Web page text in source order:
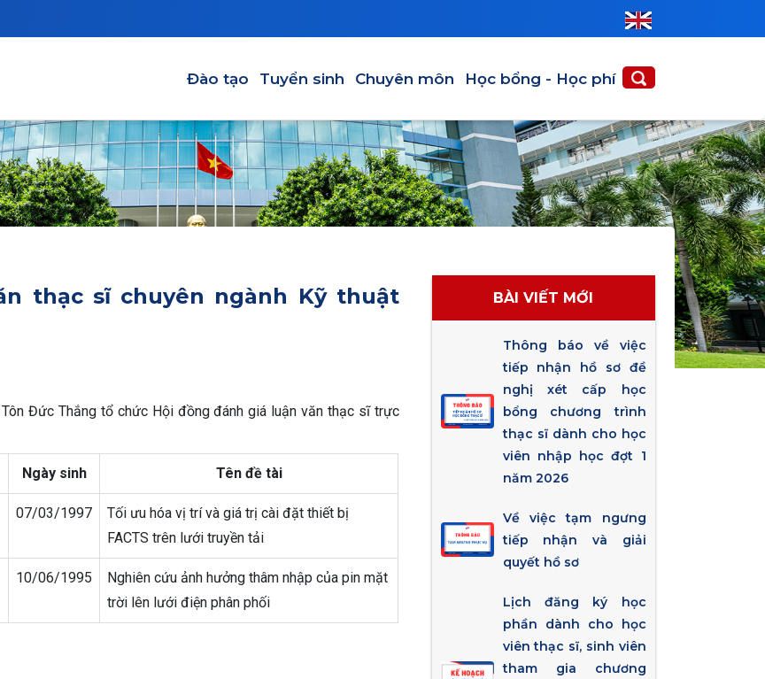
Đào tạo Tuyển sinh Chuyên môn Học bổng - Học phí
thạc sĩ chuyên ngành Kỹ thuật
Đức Thắng tổ chức Hội đồng đánh giá luận văn thạc sĩ trực
Ngày sinh Tên đề tài
07/03/1997
Tối ưu hóa vị trí và giá trị cài đặt thiết bị
FACTS trên lưới truyền tải
10/06/1995
Nghiên cứu ảnh hưởng thâm nhập của pin mặt
trời lên lưới điện phân phối
BÀI VIẾT MỚI
Thông báo về việc
tiếp nhận hồ sơ đề
nghị xét cấp học
bổng chương trình
thạc sĩ dành cho học
viên nhập học đợt 1
năm 2026
Về việc tạm ngưng
tiếp nhận và giải
quyết hồ sơ
Lịch đăng ký học
phần dành cho học
viên thạc sĩ, sinh viên
tham gia chương